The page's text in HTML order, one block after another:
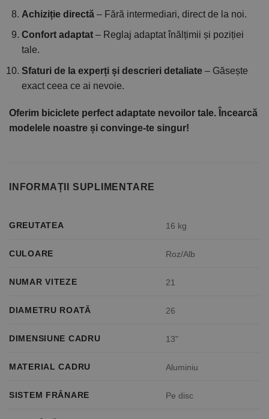
Achiziție directă– Fără intermediari, direct de la noi.
Confort adaptat– Reglaj adaptat înălțimii și poziției
tale.
Sfaturi de la experți și descrieri detaliate– Găsește
exact ceea ce ai nevoie.
Oferim biciclete perfect adaptate nevoilor tale. Încearcă
modelele noastre și convinge-te singur!
INFORMAȚII SUPLIMENTARE
GREUTATEA 16 kg
CULOARE Roz/Alb
NUMAR VITEZE 21
DIAMETRU ROATĂ 26
DIMENSIUNE CADRU 13"
MATERIAL CADRU Aluminiu
SISTEM FRÂNARE Pe disc